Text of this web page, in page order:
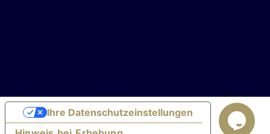
Ihre Datenschutzeinstellungen